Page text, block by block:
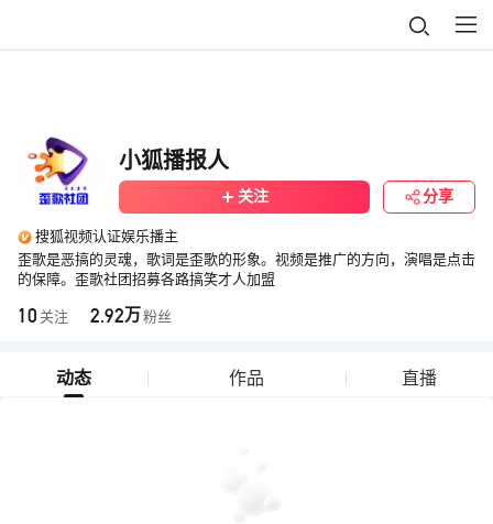
小狐播报人
关注 分享
搜狐视频认证娱乐播主
歪歌是恶搞的灵魂，歌词是歪歌的形象。视频是推广的方向，演唱是点击
的保障。歪歌社团招募各路搞笑才人加盟
10 关注 2.92万 粉丝
动态 作品 直播